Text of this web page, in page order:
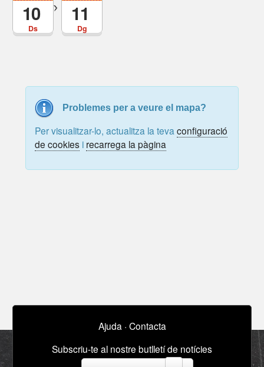
Ds
10
Dg
11
Problemes per a veure el mapa?
Per visualitzar-lo, actualitza la tevaconfiguració
de cookies i recarrega la pàgina
Ajuda · Contacta
Subscriu-te al nostre butlletí de notícies